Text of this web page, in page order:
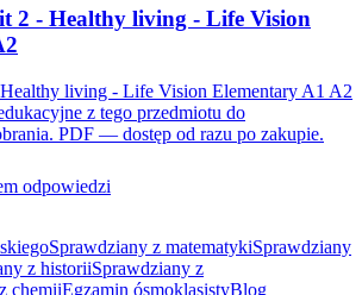
2 - Healthy living - Life Vision
living - Life Vision Elementary A1 A2
z tego przedmiotu do
PDF — dostęp od razu po zakupie.
odpowiedzi
Sprawdziany z matematykiSprawdziany
z historiiSprawdziany z
chemiiEgzamin ósmoklasistyBlog